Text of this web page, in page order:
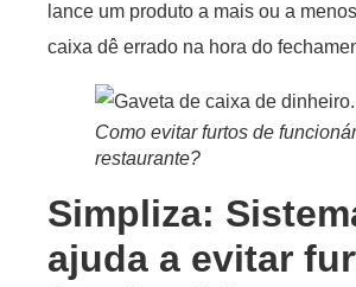
lance um produto a mais ou a
caixa dê errado na hora do
Como evitar furtos de
restaurante?
Simpliza:
ajuda a evitar